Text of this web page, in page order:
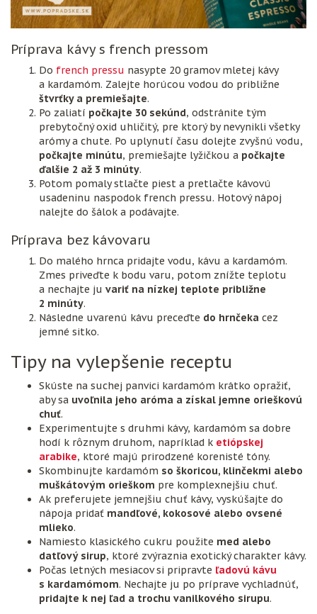
Príprava kávy s french pressom
Do french pressu nasypte 20 gramov mletej kávy
a kardamóm. Zalejte horúcou vodou do približne
štvrťky a premiešajte.
Po zaliatí počkajte 30 sekúnd, odstránite tým
prebytočný oxid uhličitý, pre ktorý by nevynikli všetky
arómy a chute. Po uplynutí času dolejte zvyšnú vodu,
počkajte minútu, premiešajte lyžičkou a počkajte
ďalšie 2 až 3 minúty.
Potom pomaly stlačte piest a pretlačte kávovú
usadeninu naspodok french pressu. Hotový nápoj
nalejte do šálok a podávajte.
Príprava bez kávovaru
Do malého hrnca pridajte vodu, kávu a kardamóm.
Zmes priveďte k bodu varu, potom znížte teplotu
a nechajte ju variť na nízkej teplote približne
2 minúty.
Následne uvarenú kávu preceďte do hrnčeka cez
jemné sitko.
Tipy na vylepšenie receptu
Skúste na suchej panvici kardamóm krátko opražiť,
aby sa uvoľnila jeho aróma a získal jemne orieškovú
chuť.
Experimentujte s druhmi kávy, kardamóm sa dobre
hodí k rôznym druhom, napríklad k etiópskej
arabike, ktoré majú prirodzené korenisté tóny.
Skombinujte kardamóm so škoricou, klinčekmi alebo
muškátovým orieškom pre komplexnejšiu chuť.
Ak preferujete jemnejšiu chuť kávy, vyskúšajte do
nápoja pridať mandľové, kokosové alebo ovsené
mlieko.
Namiesto klasického cukru použite med alebo
datľový sirup, ktoré zvýraznia exotický charakter kávy.
Počas letných mesiacov si pripravte ľadovú kávu
s kardamómom. Nechajte ju po príprave vychladnúť,
pridajte k nej ľad a trochu vanilkového sirupu.